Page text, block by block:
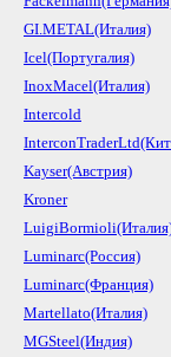
GI.METAL(Италия)
Icel(Португалия)
InoxMacel(Италия)
Intercold
Kayser(Австрия)
Kroner
Luminarc(Россия)
Luminarc(Франция)
Martellato(Италия)
MGSteel(Индия)